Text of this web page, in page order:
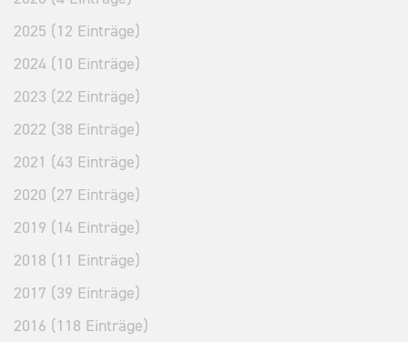
2025 (12 Einträge)
2024 (10 Einträge)
2023 (22 Einträge)
2022 (38 Einträge)
2021 (43 Einträge)
2020 (27 Einträge)
2019 (14 Einträge)
2018 (11 Einträge)
2017 (39 Einträge)
2016 (118 Einträge)